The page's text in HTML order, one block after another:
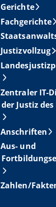
Gerichte
Fachgerichte
Justizvollzug
Zentraler IT-
der Justiz
Anschriften
Aus- und
Zahlen/